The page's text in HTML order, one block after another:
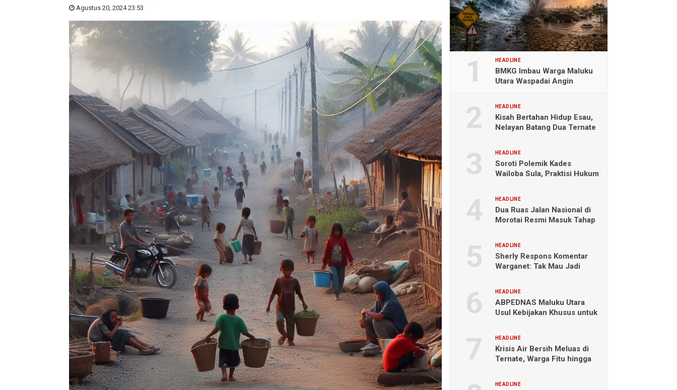
Agustus 20, 2024 23:53
HEADLINE
BMKG Imbau Warga Maluku
Utara Waspadai Angin
HEADLINE
Kisah Bertahan Hidup Esau,
Nelayan Batang Dua Ternate
HEADLINE
Soroti Polemik Kades
Wailoba Sula, Praktisi Hukum
HEADLINE
Dua Ruas Jalan Nasional di
Morotai Resmi Masuk Tahap
HEADLINE
Sherly Respons Komentar
Warganet: Tak Mau Jadi
HEADLINE
ABPEDNAS Maluku Utara
Usul Kebijakan Khusus untuk
HEADLINE
Krisis Air Bersih Meluas di
Ternate, Warga Fitu hingga
HEADLINE